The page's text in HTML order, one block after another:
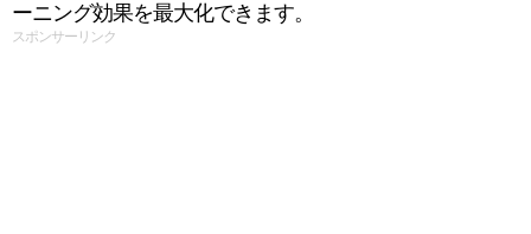
ーニング効果を最大化できます。
スポンサーリンク